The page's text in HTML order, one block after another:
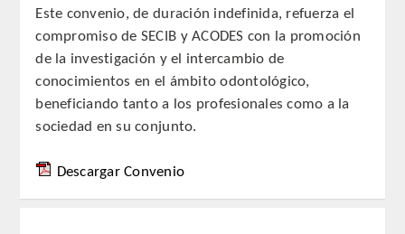
CORRESPONDIENTES
SUPERNUMERARIOS
HONOR
Este convenio, de duración indefinida, refuerza el
compromiso de SECIB y ACODES con la promoción
de la investigación y el intercambio de
conocimientos en el ámbito odontológico,
beneficiando tanto a los profesionales como a la
sociedad en su conjunto.
Descargar Convenio